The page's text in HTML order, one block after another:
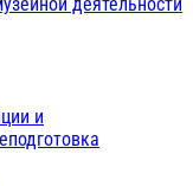
деятельности
и